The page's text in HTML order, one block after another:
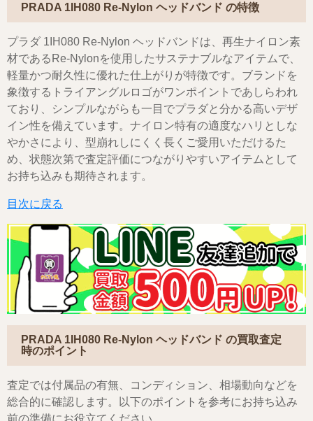
PRADA 1IH080 Re-Nylon ヘッドバンド の特徴
プラダ 1IH080 Re-Nylon ヘッドバンドは、再生ナイロン素
材であるRe-Nylonを使用したサステナブルなアイテムで、
軽量かつ耐久性に優れた仕上がりが特徴です。ブランドを
象徴するトライアングルロゴがワンポイントであしらわれ
ており、シンプルながらも一目でプラダと分かる高いデザ
イン性を備えています。ナイロン特有の適度なハリとしな
やかさにより、型崩れしにくく長くご愛用いただけるた
め、状態次第で査定評価につながりやすいアイテムとして
お持ち込みも期待されます。
目次に戻る
PRADA 1IH080 Re-Nylon ヘッドバンド の買取査定
時のポイント
査定では付属品の有無、コンディション、相場動向などを
総合的に確認します。以下のポイントを参考にお持ち込み
前の準備にお役立てください。